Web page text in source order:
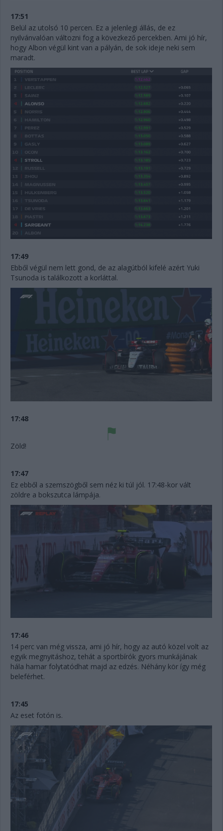
17:51
Belül az utolsó 10 percen. Ez a jelenlegi állás, de ez
nyilvánvalóan változni fog a kövezkező percekben. Ami jó hír,
hogy Albon végül kint van a pályán, de sok ideje neki sem
maradt.
17:49
Ebből végül nem lett gond, de az alagútból kifelé azért Yuki
Tsunoda is találkozott a korláttal.
17:48
Zöld!
17:47
Ez ebből a szemszögből sem néz ki túl jól. 17:48-kor vált
zöldre a bokszutca lámpája.
17:46
14 perc van még vissza, ami jó hír, hogy az autó közel volt az
egyik megnyitáshoz, tehát a sportbírók gyors munkájának
hála hamar folytatódhat majd az edzés. Néhány kör így még
beleférhet.
17:45
Az eset fotón is.